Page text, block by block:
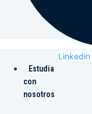
Linkedin
Estudia
con
nosotros